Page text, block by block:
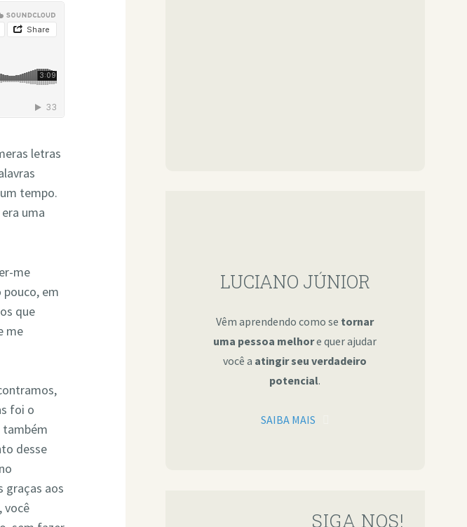
letras
tempo.
uma
me
em
que
me
foi o
também
desse
graças aos
você
LUCIANO JÚNIOR
Vêm aprendendo como se tornar
uma pessoa melhore quer ajudar
você a atingir seu verdadeiro
potencial.
SAIBA MAIS
SIGA NOS!